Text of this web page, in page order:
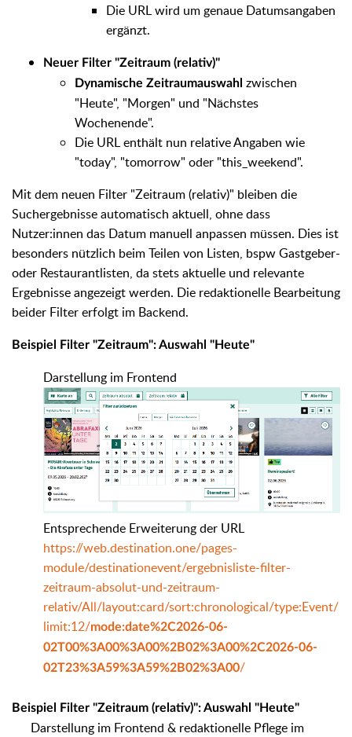
Die URL wird um genaue Datumsangaben
ergänzt.
Neuer Filter "Zeitraum (relativ)"
Dynamische Zeitraumauswahl zwischen
"Heute", "Morgen" und "Nächstes
Wochenende".
Die URL enthält nun relative Angaben wie
"today", "tomorrow" oder "this_weekend".
Mit dem neuen Filter "Zeitraum (relativ)" bleiben die
Suchergebnisse automatisch aktuell, ohne dass
Nutzer:innen das Datum manuell anpassen müssen. Dies ist
besonders nützlich beim Teilen von Listen, bspw Gastgeber-
oder Restaurantlisten, da stets aktuelle und relevante
Ergebnisse angezeigt werden. Die redaktionelle Bearbeitung
beider Filter erfolgt im Backend.
Beispiel Filter "Zeitraum": Auswahl "Heute"
Darstellung im Frontend
Entsprechende Erweiterung der URL
https://web.destination.one/pages-
module/destinationevent/ergebnisliste-filter-
zeitraum-absolut-und-zeitraum-
relativ/All/layout:card/sort:chronological/type:Event/
limit:12/mode:date%2C2026-06-
02T00%3A00%3A00%2B02%3A00%2C2026-06-
02T23%3A59%3A59%2B02%3A00/
Beispiel Filter "Zeitraum (relativ)": Auswahl "Heute"
Darstellung im Frontend & redaktionelle Pflege im